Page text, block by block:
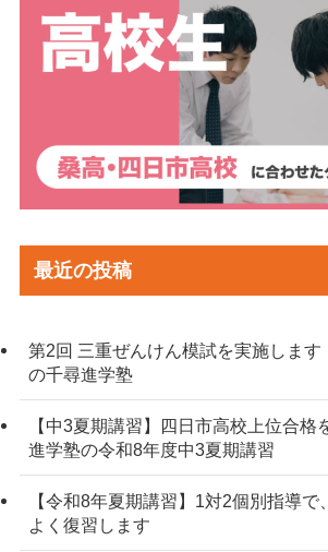
最近の投稿
第2回 三重ぜんけん模試を実施します
の千尋進学塾
【中3夏期講習】四日市高校上位合格
進学塾の令和8年度中3夏期講習
【令和8年夏期講習】1対2個別指導
よく復習します